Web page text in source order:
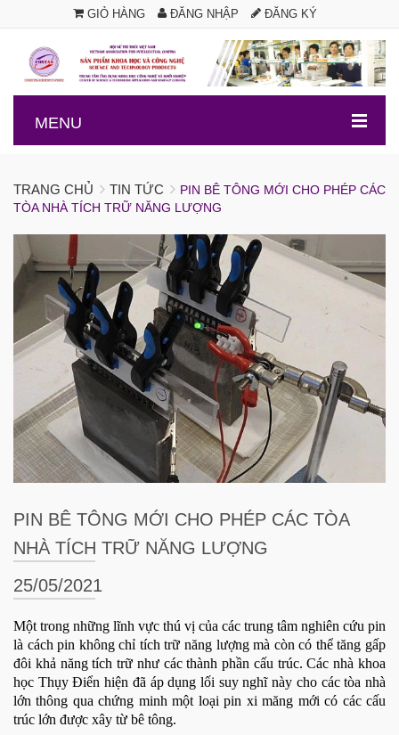
GIỎ HÀNG ĐĂNG NHẬP ĐĂNG KÝ
.
MENU
TRANG CHỦ TIN TỨC
PIN BÊ TÔNG MỚI CHO PHÉP CÁC
TÒA NHÀ TÍCH TRỮ NĂNG LƯỢNG
PIN BÊ TÔNG MỚI CHO PHÉP CÁC TÒA
NHÀ TÍCH TRỮ NĂNG LƯỢNG
25/05/2021
Một trong những lĩnh vực thú vị của các trung tâm nghiên cứu pin
là cách pin không chỉ tích trữ năng lượng mà còn có thể tăng gấp
đôi khả năng tích trữ như các thành phần cấu trúc. Các nhà khoa
học Thụy Điển hiện đã áp dụng lối suy nghĩ này cho các tòa nhà
lớn thông qua chứng minh một loại pin xi măng mới có các cấu
trúc lớn được xây từ bê tông.